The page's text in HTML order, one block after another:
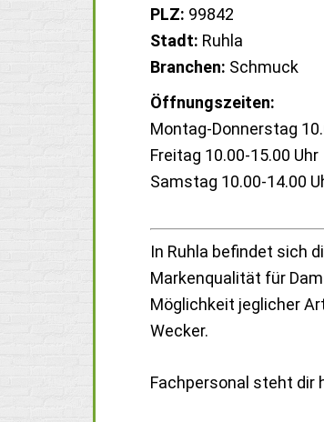
PLZ: 99842
Stadt: Ruhla
Branchen: Schmuck
Öffnungszeiten:
Montag-Donnerstag
Freitag 10.00-15.00 Uhr
Samstag 10.00-14.00
In Ruhla befindet sich
Markenqualität für
Möglichkeit jeglicher
Wecker.
Fachpersonal steht dir